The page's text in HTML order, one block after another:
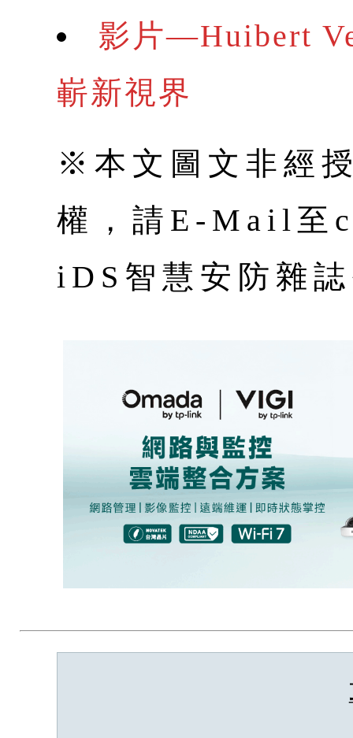
影片—Huibert
嶄新視界
※本文圖文非經
權，請E-Mail至
iDS智慧安防雜